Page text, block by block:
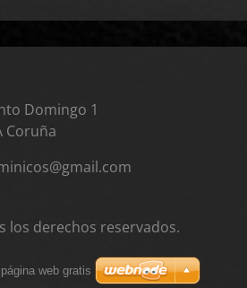
Domingo 1
Coruña
nicos@gmail.com
los derechos reservados.
web gratis